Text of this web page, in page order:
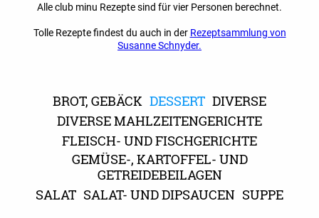
Alle club minu Rezepte sind für vier Personen berechnet.
Tolle Rezepte findest du auch in der Rezeptsammlung von
Susanne Schnyder.
BROT, GEBÄCK DESSERT DIVERSE
DIVERSE MAHLZEITENGERICHTE
FLEISCH- UND FISCHGERICHTE
GEMÜSE-, KARTOFFEL- UND
GETREIDEBEILAGEN
SALAT SALAT- UND DIPSAUCEN SUPPE